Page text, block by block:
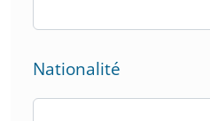
Nationalité